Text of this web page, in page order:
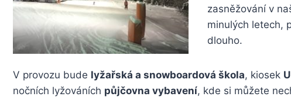
zasněžování v
minulých letech,
dlouho.
V provozu bude lyžařská a snowboardová škola, kiosek
nočních lyžováních půjčovna vybavení, kde si můžete